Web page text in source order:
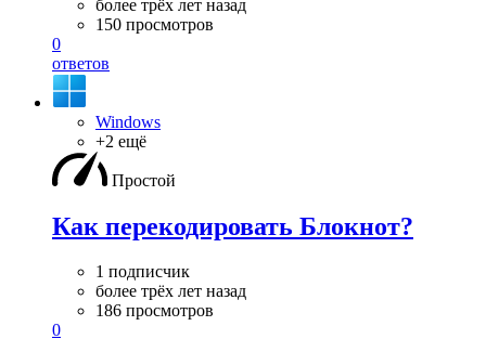
более трёх лет назад
150 просмотров
0
ответов
Windows
+2 ещё
Простой
Как перекодировать Блокнот?
1 подписчик
более трёх лет назад
186 просмотров
0